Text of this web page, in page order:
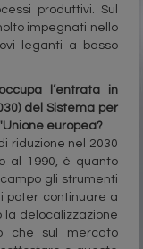
produttivi. Sul
impegnati nello
leganti a basso
l’entrata in
del Sistema per
europea?
riduzione nel 2030
al 1990, è quanto
gli strumenti
poter continuare a
la delocalizzazione
che sul mercato